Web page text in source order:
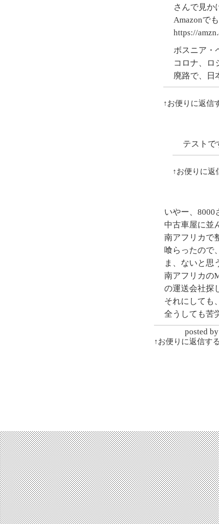
さんで見か
Amazonで
https://
ボスニア・
コロナ、ロ
廃路で、日
↑お便りに返信
テストで
↑お便りに返
いやー、8000
中古車屋に並
南アフリカで
喰らったので
ま、ないと思
南アフリカの
の運送会社探
それにしても
全うしても苦
posted
↑お便りに返信す